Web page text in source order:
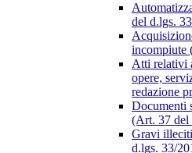
del d.lgs.
incompiute
Atti relativi
opere,
redazione
Documenti
(Art. 37 del
Gravi
d.lgs. 33/